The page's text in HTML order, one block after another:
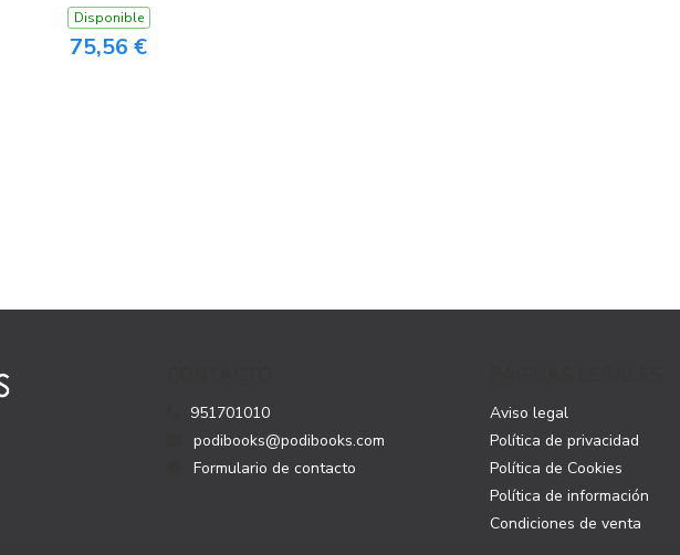
Disponible
75,56 €
951701010
podibooks@podibooks.com
Formulario de contacto
Aviso legal
Política de privacidad
Política de Cookies
Política de información
Condiciones de venta